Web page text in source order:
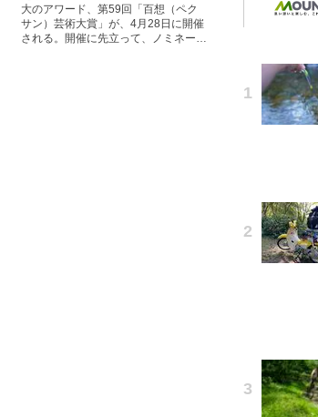
大のアワード、第59回「百想（ペク
サン）芸術大賞」が、4月28日に開催
される。開催に先立って、ノミネー…